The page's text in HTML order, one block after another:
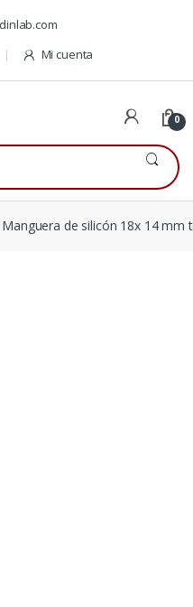
Mi cuenta
0
Manguera de silicón 18x 14 mm